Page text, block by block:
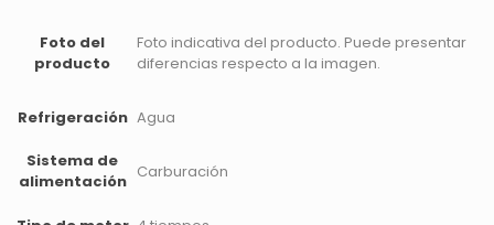
Foto del
producto
Foto indicativa del producto. Puede presentar
diferencias respecto a la imagen.
Refrigeración Agua
Sistema de
alimentación Carburación